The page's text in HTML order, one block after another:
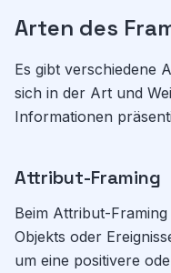
Arten des
Es gibt verschiedene
sich in der Art und
Informationen
Attribut-Framing
Beim Attribut-
Objekts oder
um eine positivere